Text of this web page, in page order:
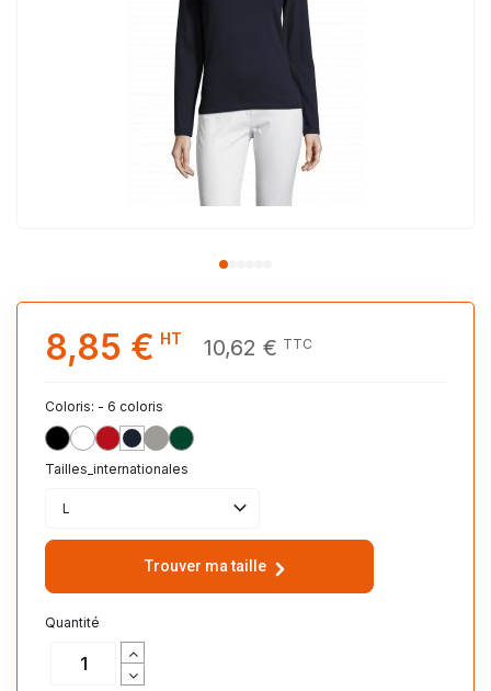
8,85 € HT 10,62 € TTC
Coloris: - 6 coloris
NOIR_PROFOND_309
BLANC_102
ROUGE_145
FRENCH_MARINE_319
GRIS_CHINE_350
VERT_BOUTEILLE_264
Tailles_internationales
L
Trouver ma taille
Quantité